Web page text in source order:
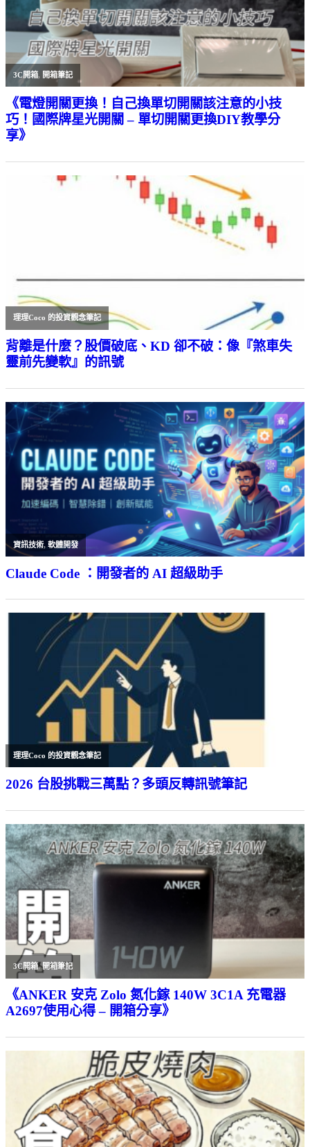
3C開箱, 開箱筆記
《電燈開關更換！自己換單切開關該注意的小技
巧！國際牌星光開關 – 單切開關更換DIY教學分
享》
理理Coco 的投資觀念筆記
背離是什麼？股價破底、KD 卻不破：像『煞車失
靈前先變軟』的訊號
資訊技術,軟體開發
Claude Code ：開發者的 AI 超級助手
理理Coco 的投資觀念筆記
2026 台股挑戰三萬點？多頭反轉訊號筆記
3C開箱,開箱筆記
《ANKER 安克 Zolo 氮化鎵 140W 3C1A 充電器
A2697使用心得 – 開箱分享》